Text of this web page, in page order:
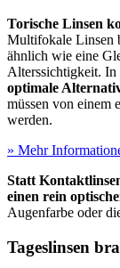
Torische Linsen
Multifokale Linsen
ähnlich wie eine
Alterssichtigkeit.
optimale
müssen von einem
werden.
» Mehr
Statt
einen rein
Augenfarbe oder
Tageslinsen